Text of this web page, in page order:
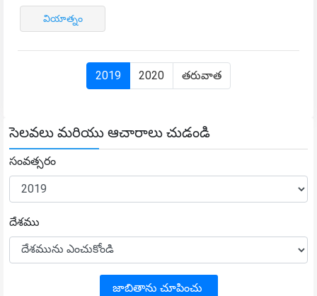
వియాత్నం
2019 2020 తరువాత
సెలవలు మరియు ఆచారాలు చుడండి
సంవత్సరం
దేశము
జాబితాను చూపించు